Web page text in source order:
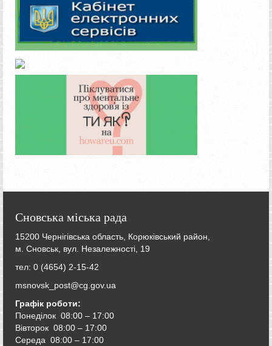
Сновська міська рада
15200 Чернігівська область, Корюківський район,
м. Сновськ, вул. Незалежності, 19
тел: 0 (4654) 2-15-42
msnovsk_post@cg.gov.ua
Графік роботи:
Понеділок 08:00 – 17:00
Вівторок 08:00 – 17:00
Середа 08:00 – 17:00